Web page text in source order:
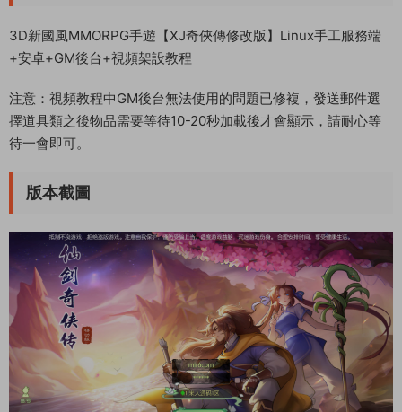
3D新國風MMORPG手遊【XJ奇俠傳修改版】Linux手工服務端
+安卓+GM後台+視頻架設教程
注意：視頻教程中GM後台無法使用的問題已修複，發送郵件選
擇道具類之後物品需要等待10-20秒加載後才會顯示，請耐心等
待一會即可。
版本截圖